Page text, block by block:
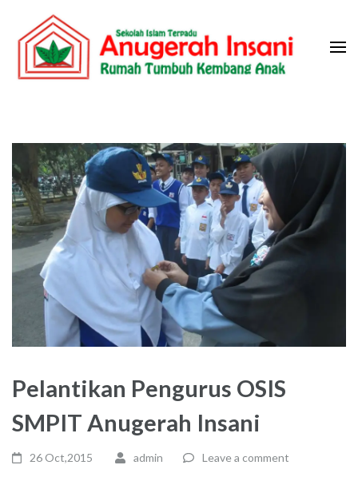
content
(Press
Pelantikan Pengurus OSIS
SMPIT Anugerah Insani
26 Oct,2015 admin Leave a comment